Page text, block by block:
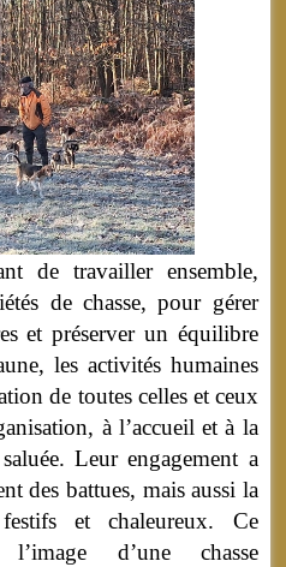
de travailler ensemble,
de chasse, pour gérer
et préserver un équilibre
les activités humaines
de toutes celles et ceux
à l’accueil et à la
Leur engagement a
des battues, mais aussi la
et chaleureux. Ce
l’image d’une chasse